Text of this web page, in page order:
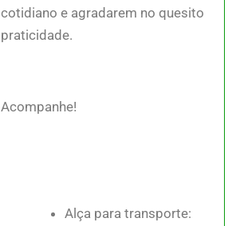
cotidiano e agradarem no quesito
praticidade.
Acompanhe!
Alça para transporte: